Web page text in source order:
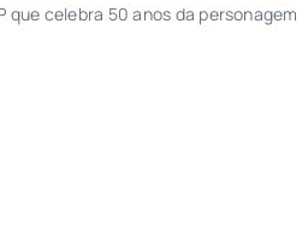
que celebra 50 anos da personagem